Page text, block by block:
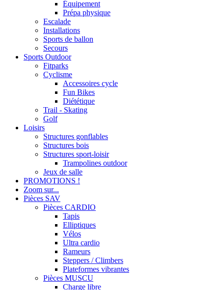
Équipement
Prépa physique
Escalade
Installations
Sports de ballon
Secours
Sports Outdoor
Fitparks
Cyclisme
Accessoires cycle
Fun Bikes
Diététique
Trail - Skating
Golf
Loisirs
Structures gonflables
Structures bois
Structures sport-loisir
Trampolines outdoor
Jeux de salle
PROMOTIONS !
Zoom sur...
Pièces SAV
Pièces CARDIO
Tapis
Elliptiques
Vélos
Ultra cardio
Rameurs
Steppers / Climbers
Plateformes vibrantes
Pièces MUSCU
Charge libre